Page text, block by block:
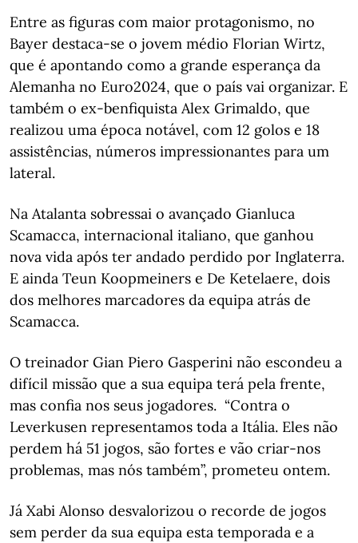
Entre as figuras com maior protagonismo, no
Bayer destaca-se o jovem médio Florian Wirtz,
que é apontando como a grande esperança da
Alemanha no Euro2024, que o país vai organizar. E
também o ex-benfiquista Alex Grimaldo, que
realizou uma época notável, com 12 golos e 18
assistências, números impressionantes para um
lateral.
Na Atalanta sobressai o avançado Gianluca
Scamacca, internacional italiano, que ganhou
nova vida após ter andado perdido por Inglaterra.
E ainda Teun Koopmeiners e De Ketelaere, dois
dos melhores marcadores da equipa atrás de
Scamacca.
O treinador Gian Piero Gasperini não escondeu a
difícil missão que a sua equipa terá pela frente,
mas confia nos seus jogadores. “Contra o
Leverkusen representamos toda a Itália. Eles não
perdem há 51 jogos, são fortes e vão criar-nos
problemas, mas nós também”, prometeu ontem.
Já Xabi Alonso desvalorizou o recorde de jogos
sem perder da sua equipa esta temporada e a